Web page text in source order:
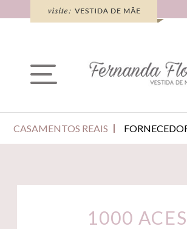
CASAMENTOS REAIS
1000